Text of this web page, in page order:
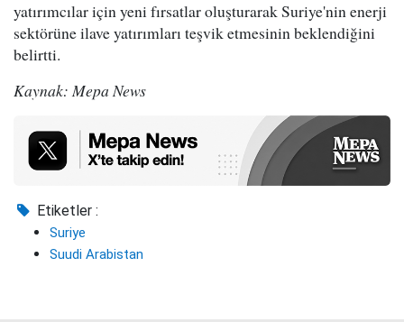
yatırımcılar için yeni fırsatlar oluşturarak Suriye'nin enerji
sektörüne ilave yatırımları teşvik etmesinin beklendiğini
belirtti.
Kaynak: Mepa News
Etiketler :
Suriye
Suudi Arabistan